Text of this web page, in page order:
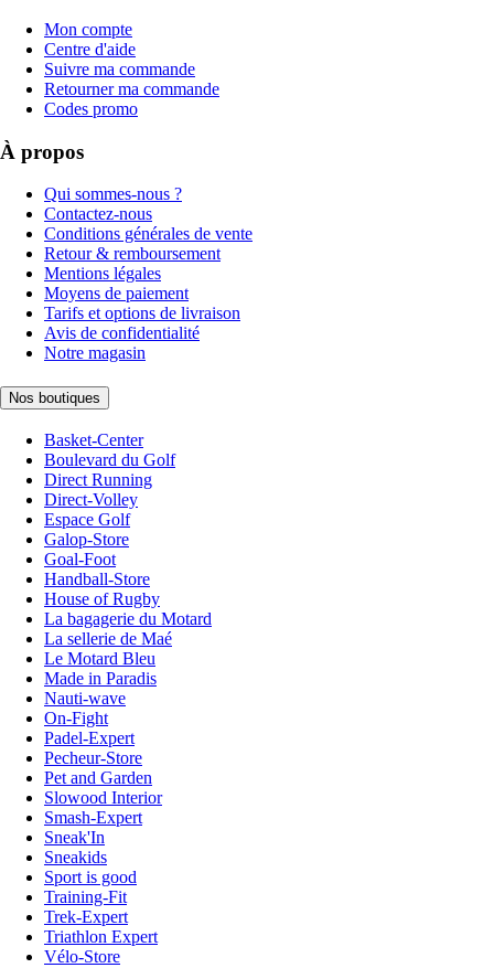
Mon compte
Centre d'aide
Suivre ma commande
Retourner ma commande
Codes promo
À propos
Qui sommes-nous ?
Contactez-nous
Conditions générales de vente
Retour & remboursement
Mentions légales
Moyens de paiement
Tarifs et options de livraison
Avis de confidentialité
Notre magasin
Nos boutiques
Basket-Center
Boulevard du Golf
Direct Running
Direct-Volley
Espace Golf
Galop-Store
Goal-Foot
Handball-Store
House of Rugby
La bagagerie du Motard
La sellerie de Maé
Le Motard Bleu
Made in Paradis
Nauti-wave
On-Fight
Padel-Expert
Pecheur-Store
Pet and Garden
Slowood Interior
Smash-Expert
Sneak'In
Sneakids
Sport is good
Training-Fit
Trek-Expert
Triathlon Expert
Vélo-Store